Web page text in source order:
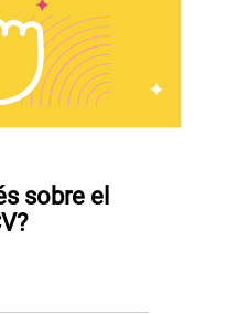
sobre el